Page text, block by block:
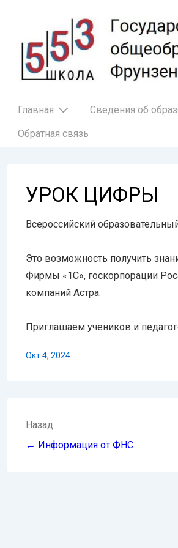
основному
содержимому
Основная
Главная Сведения об
Обратная связь
УРОК ЦИФРЫ
Всероссийский
Это возможность получить
Фирмы «1С», госкорпорации
компаний Астра.
Приглашаем учеников и
Окт 4, 2024
Навигация
по
Назад
← Информация от ФНС